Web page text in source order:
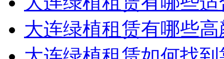
大连绿植租赁有哪些